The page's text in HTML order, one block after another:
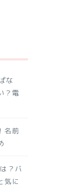
な
？電
名前
？バ
気に